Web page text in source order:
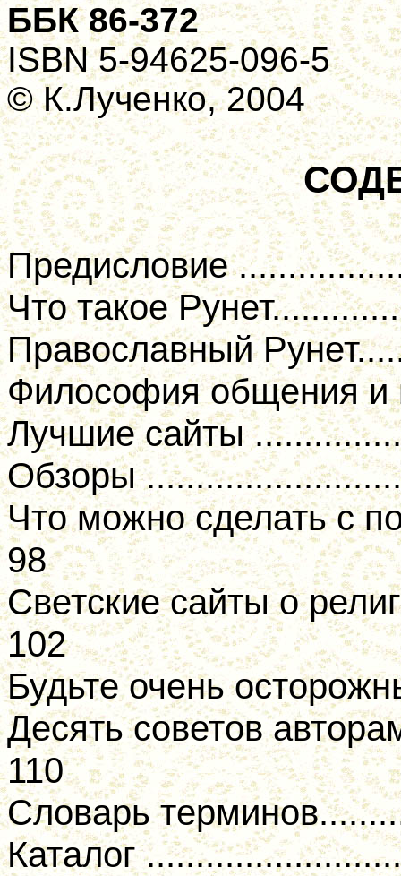
ББК 86-372
ISBN5-94625-096-5
© К.Лученко, 2004
Предисловие
Что такое
Православный
Философия общения и
Лучшие сайты
Обзоры
Что можно сделать с
98
Светские сайты о
102
Будьте очень
Десять советов
110
Словарь
Каталог